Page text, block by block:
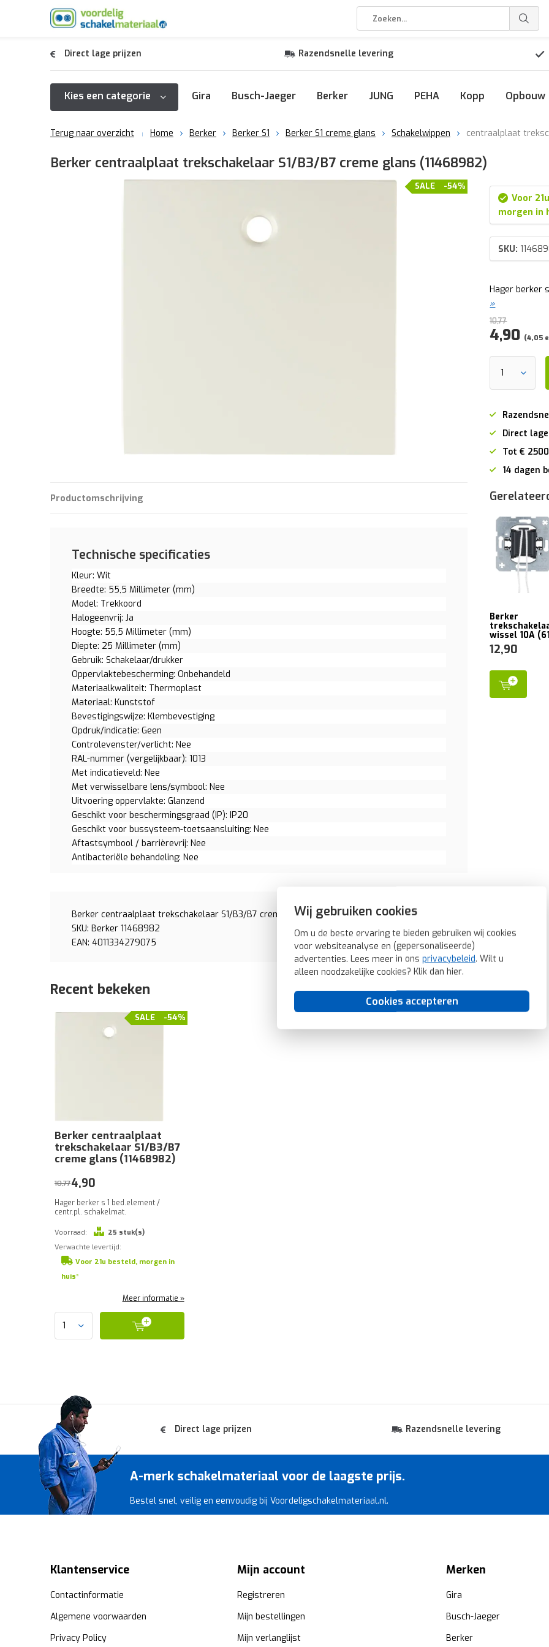
Wij gebruiken cookies
Om u de beste ervaring te bieden gebruiken wij cookies
voor websiteanalyse en (gepersonaliseerde)
advertenties. Lees meer in ons privacybeleid. Wilt u
alleen noodzakelijke cookies? Klik dan hier.
Cookies accepteren
Direct lage prijzen Razendsnelle levering
Kies een categorie Gira Busch-Jaeger Berker JUNG PEHA Kopp Opbouw
Terug naar overzicht Home Berker Berker S1 Berker S1 creme glans Schakelwippen centraalplaat
Berker centraalplaat trekschakelaar S1/B3/B7 creme glans (11468982)
-54%
SALE
Voor
morgen in
SKU:
Hager berker
»
10,77
4,90 (4,05
Direct
Tot €
14 dagen
Productomschrijving
Technische specificaties
Kleur: Wit
Breedte: 55,5 Millimeter (mm)
Model: Trekkoord
Halogeenvrij: Ja
Hoogte: 55,5 Millimeter (mm)
Diepte: 25 Millimeter (mm)
Gebruik: Schakelaar/drukker
Oppervlaktebescherming: Onbehandeld
Materiaalkwaliteit: Thermoplast
Materiaal: Kunststof
Bevestigingswijze: Klembevestiging
Opdruk/indicatie: Geen
Controlevenster/verlicht: Nee
RAL-nummer (vergelijkbaar): 1013
Met indicatieveld: Nee
Met verwisselbare lens/symbool: Nee
Uitvoering oppervlakte: Glanzend
Geschikt voor beschermingsgraad (IP): IP20
Geschikt voor bussysteem-toetsaansluiting: Nee
Aftastsymbool / barrièrevrij: Nee
Antibacteriële behandeling: Nee
Berker centraalplaat trekschakelaar S1/B3/B7 creme glans (11468982)
SKU: Berker 11468982
EAN: 4011334279075
Berker
wissel 10A
12,90
Recent bekeken
-54%
SALE
Berker centraalplaat
trekschakelaar S1/B3/B7
creme glans (11468982)
Hager berker s 1 bed.element /
centr.pl. schakelmat.
Voorraad:
25 stuk(s)
Verwachte levertijd:
Voor 21u besteld, morgen in
huis*
10,774,90
Meer informatie »
Direct lage prijzen Razendsnelle levering
A-merk schakelmateriaal voor de laagste prijs.
Bestel snel, veilig en eenvoudig bij Voordeligschakelmateriaal.nl.
Klantenservice
Contactinformatie
Algemene voorwaarden
Privacy Policy
Mijn account
Registreren
Mijn bestellingen
Mijn verlanglijst
Merken
Gira
Busch-Jaeger
Berker